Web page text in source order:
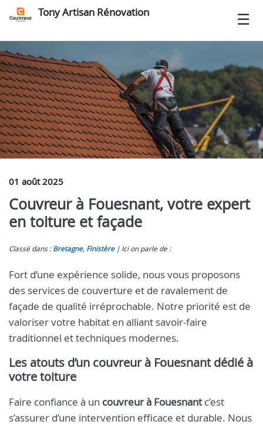
Tony Artisan Rénovation
01 août 2025
Couvreur à Fouesnant, votre expert
en toiture et façade
Classé dans : Bretagne, Finistère Ici on parle de :
Fort d’une expérience solide, nous vous proposons
des services de couverture et de ravalement de
façade de qualité irréprochable. Notre priorité est de
valoriser votre habitat en alliant savoir-faire
traditionnel et techniques modernes.
Les atouts d’un couvreur à Fouesnantdédié à
votre toiture
Faire confiance à un couvreur à Fouesnantc’est
s’assurer d’une intervention efficace et durable. Nous